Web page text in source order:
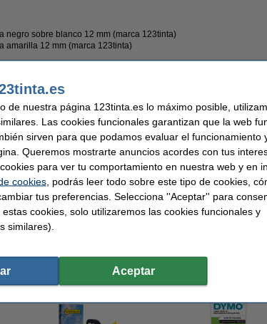
negro sobre blanco 12 mm (marca 123tinta)
amarilla 12 mm (marca 123tinta)
Pantalla:
Estilos
Símbolos:
Vel. Impresión
Marcos:
metro Impresión
Velocidad
también han elegido estos artículos.
de nuestra página 123tinta.es lo máximo posible,
Las cookies funcionales garantizan que la web
sirven para que podamos evaluar el funcionamiento
Queremos mostrarte anuncios acordes con tus
para ver tu comportamiento en nuestra web y en
cookies, podrás leer todo sobre este tipo de cookies,
tus preferencias. Selecciona ''Aceptar'' para
cookies, solo utilizaremos las cookies funcionales y
similares).
Aceptar